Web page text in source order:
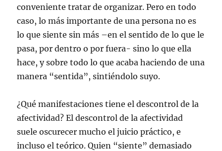
conveniente tratar de organizar. Pero en todo
caso, lo más importante de una persona no es
lo que siente sin más –en el sentido de lo que le
pasa, por dentro o por fuera- sino lo que ella
hace, y sobre todo lo que acaba haciendo de una
manera “sentida”, sintiéndolo suyo.
¿Qué manifestaciones tiene el descontrol de la
afectividad? El descontrol de la afectividad
suele oscurecer mucho el juicio práctico, e
incluso el teórico. Quien “siente” demasiado